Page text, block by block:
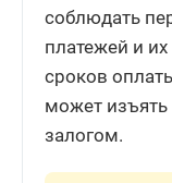
соблюдать
платежей и
сроков
может изъять
залогом.